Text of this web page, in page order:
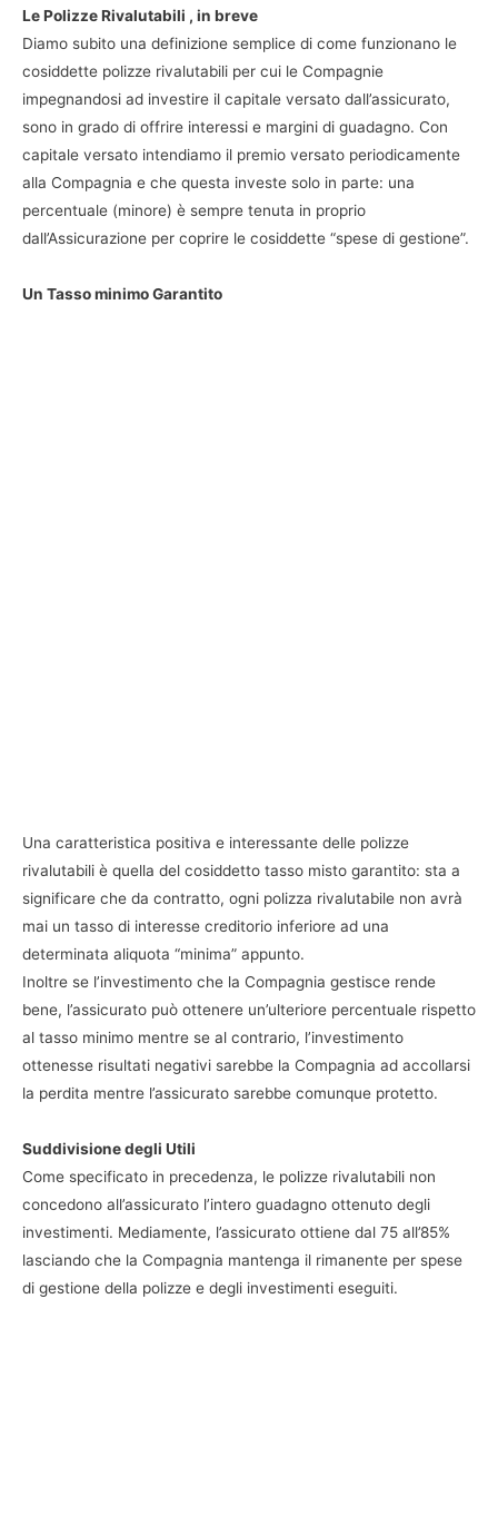
Le Polizze Rivalutabili , in breve
Diamo subito una definizione semplice di come funzionano le
cosiddette polizze rivalutabili per cui le Compagnie
impegnandosi ad investire il capitale versato dall’assicurato,
sono in grado di offrire interessi e margini di guadagno. Con
capitale versato intendiamo il premio versato periodicamente
alla Compagnia e che questa investe solo in parte: una
percentuale (minore) è sempre tenuta in proprio
dall’Assicurazione per coprire le cosiddette “spese di gestione”.
Un Tasso minimo Garantito
Una caratteristica positiva e interessante delle polizze
rivalutabili è quella del cosiddetto tasso misto garantito: sta a
significare che da contratto, ogni polizza rivalutabile non avrà
mai un tasso di interesse creditorio inferiore ad una
determinata aliquota “minima” appunto.
Inoltre se l’investimento che la Compagnia gestisce rende
bene, l’assicurato può ottenere un’ulteriore percentuale rispetto
al tasso minimo mentre se al contrario, l’investimento
ottenesse risultati negativi sarebbe la Compagnia ad accollarsi
la perdita mentre l’assicurato sarebbe comunque protetto.
Suddivisione degli Utili
Come specificato in precedenza, le polizze rivalutabili non
concedono all’assicurato l’intero guadagno ottenuto degli
investimenti. Mediamente, l’assicurato ottiene dal 75 all’85%
lasciando che la Compagnia mantenga il rimanente per spese
di gestione della polizze e degli investimenti eseguiti.